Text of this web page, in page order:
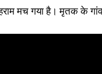
मच गया है। मृतक के गांव